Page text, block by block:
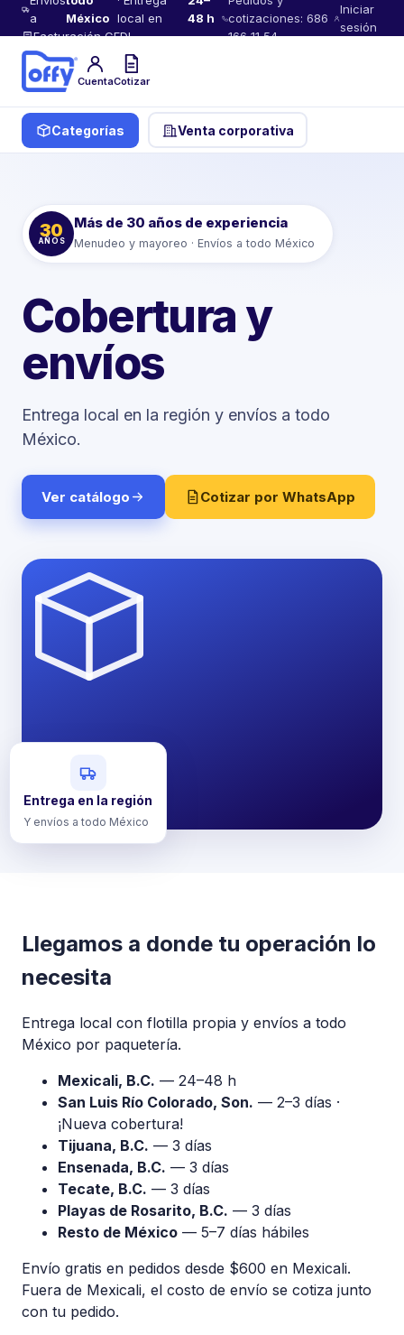
a
México local en
48 h
Facturación CFDI
cotizaciones: 686
166 11 54
Iniciar
sesión
CuentaCotizar
Categorías Venta corporativa
30
AÑOS
Más de 30 años de experiencia
Menudeo y mayoreo · Envíos a todo México
Cobertura y
envíos
Entrega local en la región y envíos a todo
México.
Ver catálogo Cotizar por WhatsApp
Entrega en la región
Y envíos a todo México
Llegamos a donde tu operación lo
necesita
Entrega local con flotilla propia y envíos a todo
México por paquetería.
Mexicali, B.C. — 24–48 h
San Luis Río Colorado, Son. — 2–3 días ·
¡Nueva cobertura!
Tijuana, B.C. — 3 días
Ensenada, B.C. — 3 días
Tecate, B.C. — 3 días
Playas de Rosarito, B.C. — 3 días
Resto de México — 5–7 días hábiles
Envío gratis en pedidos desde $600 en Mexicali.
Fuera de Mexicali, el costo de envío se cotiza junto
con tu pedido.